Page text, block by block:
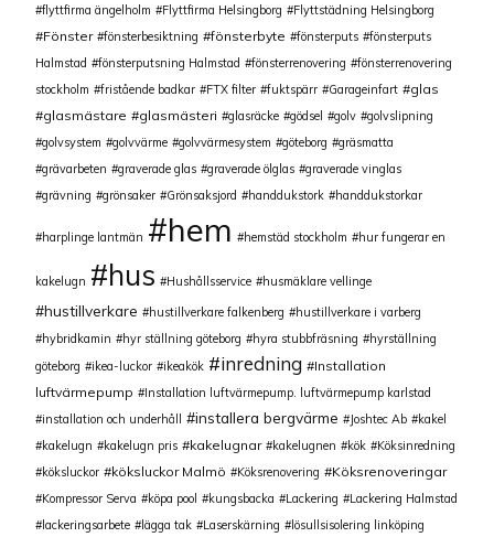
flyttfirma ängelholm
Flyttfirma Helsingborg Flyttstädning Helsingborg
Fönster fönsterbesiktning fönsterbyte fönsterputs
fönsterputs
Halmstad
fönsterputsning Halmstad fönsterrenovering
fönsterrenovering
stockholm
fristående badkar FTX filter fuktspärr Garageinfart
glas
glasmästare
glasmästeri glasräcke gödsel golv
golvslipning
golvsystem
golvvärme golvvärmesystem göteborg
gräsmatta
grävarbeten
graverade glas graverade ölglas
graverade vinglas
grävning
grönsaker Grönsaksjord handdukstork handdukstorkar
harplinge lantmän hem hemstäd stockholm hur fungerar en
kakelugn hus Hushållsservice husmäklare vellinge
hustillverkare hustillverkare falkenberg
hustillverkare i varberg
hybridkamin
hyr ställning göteborg hyra stubbfräsning
hyrställning
göteborg
ikea-luckor ikeakök inredning
Installation
luftvärmepump
Installation luftvärmepump. luftvärmepump karlstad
installation och underhåll
installera bergvärme Joshtec Ab
kakel
kakelugn
kakelugn pris kakelugnar kakelugnen kök
Köksinredning
köksluckor
köksluckor Malmö Köksrenovering Köksrenoveringar
Kompressor Serva köpa pool kungsbacka Lackering
Lackering Halmstad
lackeringsarbete
lägga tak Laserskärning
lösullsisolering linköping